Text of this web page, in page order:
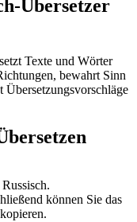
Übersetzer
Texte und Wörter
bewahrt Sinn
können Sie das